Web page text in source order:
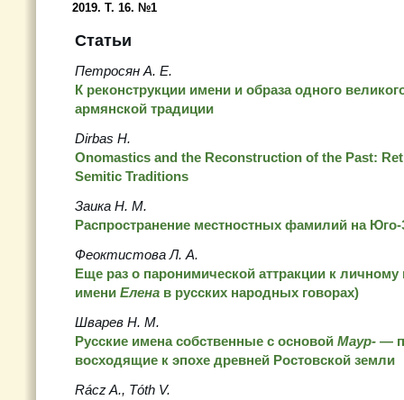
2019. Т. 16. №1
Статьи
Петросян А. Е.
К реконструкции имени и образа одного
армянской традиции
Dirbas H.
Onomastics and the Reconstruction of the Past:
Semitic Traditions
Заика Н. М.
Распространение местностных фамилий на
Феоктистова Л. А.
Еще раз о паронимической аттракции к
имени Елена в русских народных говорах)
Шварев Н. М.
Русские имена собственные с основой Маур- —
восходящие к эпохе древней Ростовской земли
Rácz A., Tóth V.